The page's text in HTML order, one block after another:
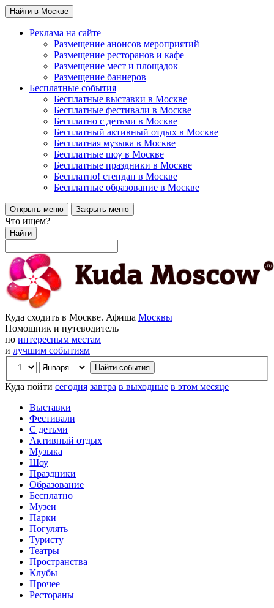
Найти в Москве
Реклама на сайте
Размещение анонсов мероприятий
Размещение ресторанов и кафе
Размещение мест и площадок
Размещение баннеров
Бесплатные события
Бесплатные выставки в Москве
Бесплатные фестивали в Москве
Бесплатно с детьми в Москве
Бесплатный активный отдых в Москве
Бесплатная музыка в Москве
Бесплатные шоу в Москве
Бесплатные праздники в Москве
Бесплатно! стендап в Москве
Бесплатные образование в Москве
Открыть меню Закрыть меню
Что ищем?
Найти
Куда сходить в Москве. Афиша Москвы
Помощник и путеводитель
по интересным местам
и лучшим событиям
Куда пойти сегодня завтра в выходные в этом месяце
Выставки
Фестивали
С детьми
Активный отдых
Музыка
Шоу
Праздники
Образование
Бесплатно
Музеи
Парки
Погулять
Туристу
Театры
Пространства
Клубы
Прочее
Рестораны